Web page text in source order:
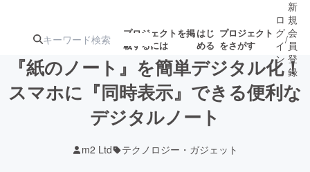
プロジェクトを掲
載するには
はじ
める
プロジェクト
をさがす
注目のリ 注目の新着プロ 募集終了が近いプ
ロ
グ
イ
ン
/
新
規
会
員
登
録
『紙のノート』を簡単デジタル化！
スマホに『同時表示』できる便利な
デジタルノート
m2 Ltd テクノロジー・ガジェット